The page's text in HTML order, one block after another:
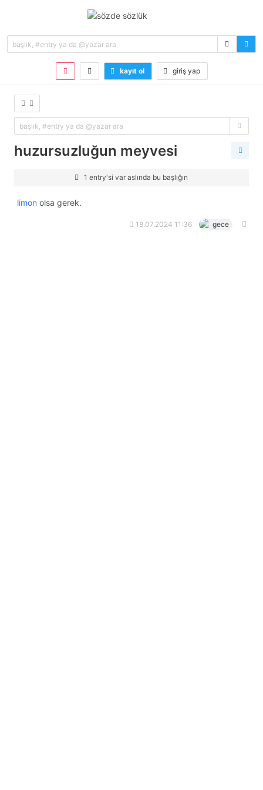
kayıt ol giriş yap
huzursuzluğun meyvesi
1 entry'si var aslında bu başlığın
limon olsa gerek.
18.07.2024 11:36 gece